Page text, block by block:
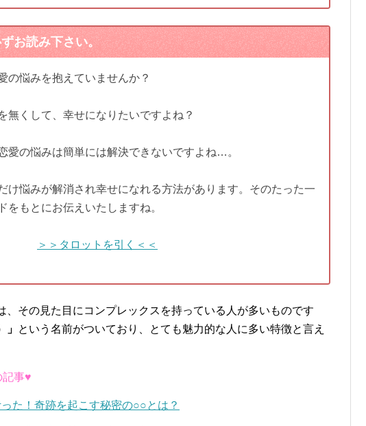
お読み下さい。
の悩みを抱えていませんか？
無くして、幸せになりたいですよね？
愛の悩みは簡単には解決できないですよね…。
け悩みが解消され幸せになれる方法があります。そのたった一
をもとにお伝えいたしますね。
＞＞タロットを引く＜＜
、その見た目にコンプレックスを持っている人が多いものです
」 という名前がついており、とても魅力的な人に多い特徴と言え
記事♥
た！奇跡を起こす秘密の○○とは？